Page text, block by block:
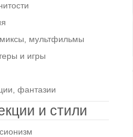
мультфильмы
и игры
фантазии
и стили